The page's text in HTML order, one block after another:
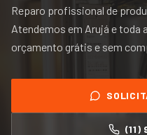
Reparo profissional de
Atendemos em Arujá etoda
orçamento grátis e sem
(11)